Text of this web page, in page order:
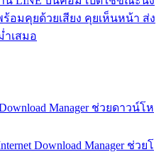
อมคุยด้วยเสียง คุยเห็นหน้า ส่ง
ำเสมอ
Manager ช่วยดาวน์โห
Download Manager ช่วยโ